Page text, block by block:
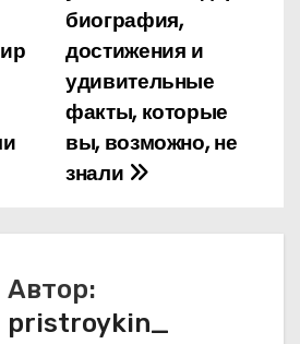
биография,
достижения и
удивительные
факты, которые
вы, возможно, не
знали
Автор:
pristroykin_